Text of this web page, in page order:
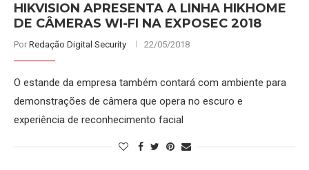
HIKVISION APRESENTA A LINHA HIKHOME
DE CÂMERAS WI-FI NA EXPOSEC 2018
Por Redação Digital Security 22/05/2018
O estande da empresa também contará com ambiente para
demonstrações de câmera que opera no escuro e
experiência de reconhecimento facial